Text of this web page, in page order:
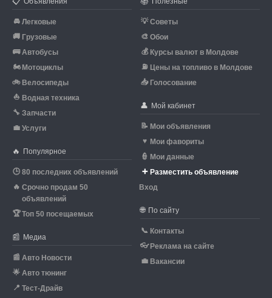
🚘 Легковые
🚚 Грузовые
🚌 Автобусы
🏍 Мотоциклы
🚲 Велосипеды
⛵ Водная техника
🔧 Запчасти
💼 Услуги
🔥 Популярное
🕒 80 последних объявлений
🔥 Срочно продам 50
объявлений
🏆Топ 50 посещаемых
📰 Медиа
📰 Авто Новости
🌟 Авто тюнинг
📍 Тест-Драйв
💡 Советы
🎨 Обои
💰 Курсы валют в Молдове
⛽ Цены на топливо в Молдове
📥 Голосование
👤 Мой кабинет
📝 Мои объявления
♥ Мои фавориты
👮 Мои данные
➕ Разместить объявление
Вход
🌐 По сайту
📞 Контакты
👓 Реклама на сайте
💼 Вакансии